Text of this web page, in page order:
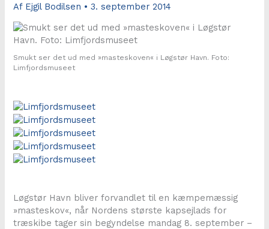
Af Ejgil Bodilsen •3. september 2014
Smukt ser det ud med »masteskoven« i Løgstør Havn. Foto:
Limfjordsmuseet
Løgstør Havn bliver forvandlet til en kæmpemæssig
»masteskov«, når Nordens største kapsejlads for
træskibe tager sin begyndelse mandag 8. september –